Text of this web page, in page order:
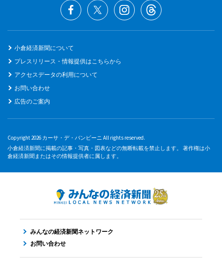
小倉経済新聞について
プレスリリース・情報提供はこちらから
アクセスデータの利用について
お問い合わせ
広告のご案内
Copyright 2026 カーサ・デ・バンビーニ All rights reserved.
小倉経済新聞に掲載の記事・写真・図表などの無断転載を禁止します。 著作権は小
倉経済新聞またはその情報提供者に属します。
みんなの経済新聞ネットワーク
お問い合わせ